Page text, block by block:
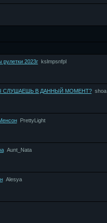
рулетки 2023г kslmpsnfpl
СЛУШАЕШЬ В ДАННЫЙ МОМЕНТ? shoa
PrettyLight
Aunt_Nata
Alesya